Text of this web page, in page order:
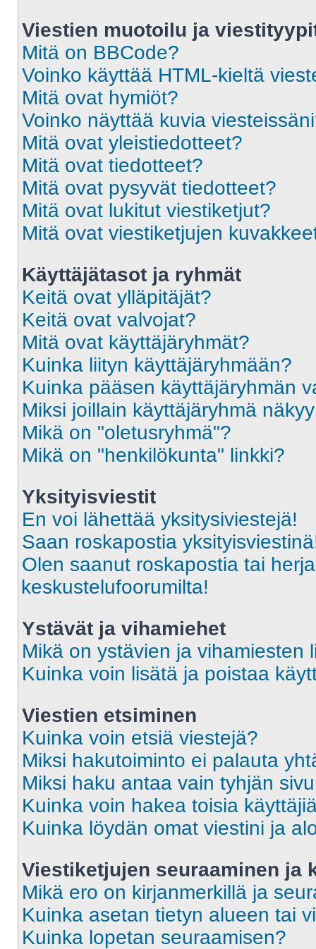
Viestien muotoilu ja
Mitä on BBCode?
Voinko käyttää HTML-kieltä
Mitä ovat hymiöt?
Voinko näyttää kuvia
Mitä ovat yleistiedotteet?
Mitä ovat tiedotteet?
Mitä ovat pysyvät tiedotteet?
Mitä ovat lukitut viestiketjut?
Mitä ovat viestiketjujen
Käyttäjätasot ja ryhmät
Keitä ovat ylläpitäjät?
Keitä ovat valvojat?
Mitä ovat käyttäjäryhmät?
Kuinka liityn käyttäjäryhmään?
Kuinka pääsen käyttäjäryhmän
Miksi joillain käyttäjäryhmä
Mikä on "oletusryhmä"?
Mikä on "henkilökunta" linkki?
Yksityisviestit
En voi lähettää yksitysiviestejä!
Saan roskapostia
Olen saanut roskapostia tai
keskustelufoorumilta!
Ystävät ja vihamiehet
Mikä on ystävien ja vihamiesten
Kuinka voin lisätä ja poistaa
Viestien etsiminen
Kuinka voin etsiä viestejä?
Miksi hakutoiminto ei palauta
Miksi haku antaa vain tyhjän
Kuinka voin hakea toisia
Kuinka löydän omat viestini ja
Viestiketjujen seuraaminen ja
Mikä ero on kirjanmerkillä ja
Kuinka asetan tietyn alueen tai
Kuinka lopetan seuraamisen?